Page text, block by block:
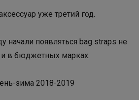
уже третий год.
начали появляться bag straps не
в бюджетных марках.